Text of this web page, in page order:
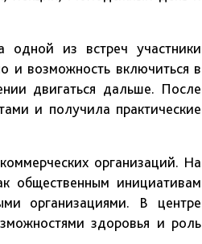
из встреч участники
и возможность включиться в
двигаться дальше. После
и получила практические
организаций. На
общественным инициативам
организациями. В центре
здоровья и роль